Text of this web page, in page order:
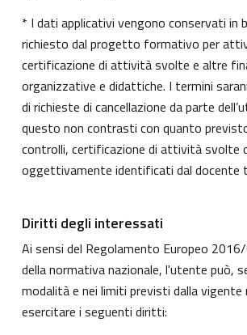
* I dati applicativi vengono conservati in
richiesto dal progetto formativo per
certificazione di attività svolte e altre
organizzative e didattiche. I termini
di richieste di cancellazione da parte
questo non contrasti con quanto
controlli, certificazione di attività svolte
oggettivamente identificati dal docente
Diritti degli interessati
Ai sensi del Regolamento Europeo
della normativa nazionale, l'utente può,
modalità e nei limiti previsti dalla vigente
esercitare i seguenti diritti: